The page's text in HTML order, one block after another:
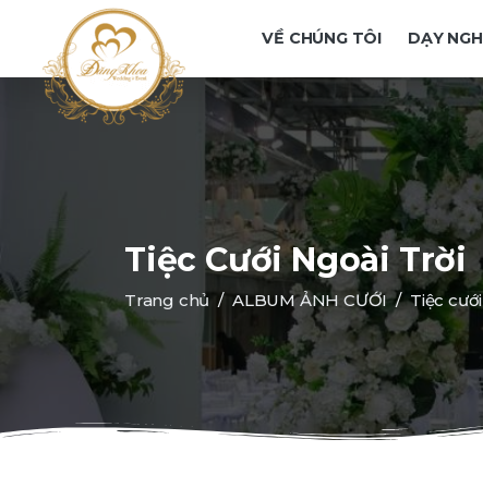
VỀ CHÚNG TÔI DẠY
Tiệc Cưới Ngoài Trời
Trang chủ ALBUM ẢNH CƯỚI Tiệc